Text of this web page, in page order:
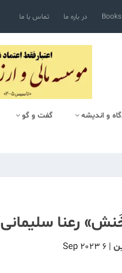
Books در باره ما تماس با ما
و اندیشه گفت و گو
رعنا سلیمانی
|
6 Sep 2023